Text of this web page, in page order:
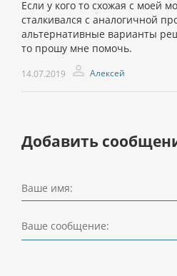
Если у кого то схожая с моей
сталкивался с аналогичной
альтернативные варианты
то прошу мне помочь.
14.07.2019 Алексей
Добавить
Ваше имя:
Ваше сообщение: